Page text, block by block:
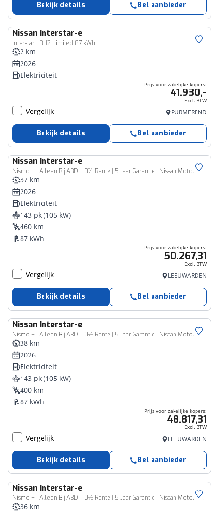
Bekijk details Bel aanbieder
Nissan Interstar-e
Interstar L3H2 Limited 87 kWh
Bedrijfswagen
2 km
2026
Elektriciteit
Prijs voor zakelijke kopers:
41.930,-
Excl. BTW
Vergelijk PURMEREND
Bekijk details Bel aanbieder
Nissan Interstar-e
Nismo + | Alleen Bij ABD! | 0% Rente | 5 Jaar Garantie | Nissan Motorsport | 2000KG Trekgewicht | Tot 460Km Actieradius | Laadruimepakket |
Bedrijfswagen
37 km
2026
Elektriciteit
143 pk (105 kW)
460 km
87 kWh
Prijs voor zakelijke kopers:
50.267,31
Excl. BTW
Vergelijk LEEUWARDEN
Bekijk details Bel aanbieder
Nissan Interstar-e
Nismo + | Alleen Bij ABD! | 0% Rente | 5 Jaar Garantie | Nissan Motorsport | 2000KG Trekgewicht | Tot 460Km Actieradius |
Bedrijfswagen
38 km
2026
Elektriciteit
143 pk (105 kW)
400 km
87 kWh
Prijs voor zakelijke kopers:
48.817,31
Excl. BTW
Vergelijk LEEUWARDEN
Bekijk details Bel aanbieder
Nissan Interstar-e
Nismo + | Alleen Bij ABD! | 0% Rente | 5 Jaar Garantie | Nissan Motorsport | 2000KG Trekgewicht | Tot 460Km Actieradius | Laadruimtepakket |
Bedrijfswagen
36 km